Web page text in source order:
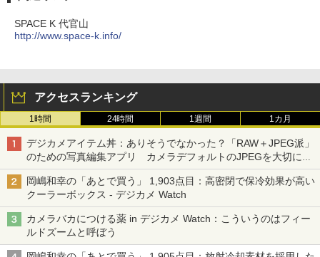
SPACE K 代官山
http://www.space-k.info/
アクセスランキング
1時間 24時間 1週間 1カ月
デジカメアイテム丼：ありそうでなかった？「RAW＋JPEG派」
のための写真編集アプリ カメラデフォルトのJPEGを大切にす
る「Filmator」
岡嶋和幸の「あとで買う」 1,903点目：高密閉で保冷効果が高い
クーラーボックス - デジカメ Watch
カメラバカにつける薬 in デジカメ Watch：こういうのはフィー
ルドズームと呼ぼう